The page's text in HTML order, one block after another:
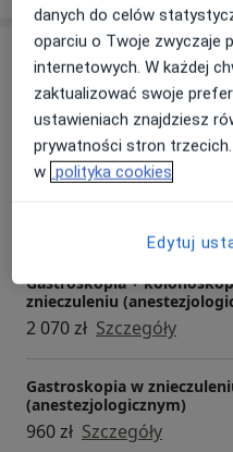
Więcej informacji
Medycznym Gabos.
Usługi i ceny
Konsultacja
200 zł - 300 zł Szczegóły
Gastroskopia +
znieczuleniu
2 070 zł Szczegóły
Gastroskopia w
(anestezjologicznym)
960 zł Szczegóły
danych do celów
oparciu o Twoje zwyczaje
internetowych. W każdej
zaktualizować swoje
ustawieniach znajdziesz
prywatności stron
w polityka cookies
Edytuj